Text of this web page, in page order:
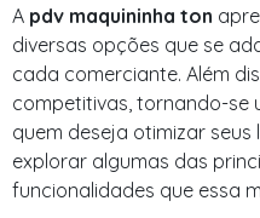
A pdv maquininha ton
diversas opções que se
cada comerciante. Além
competitivas, tornando-se
quem deseja otimizar seus
explorar algumas das
funcionalidades que essa